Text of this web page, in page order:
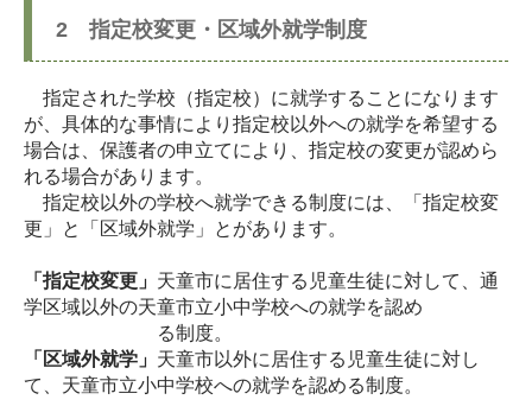
2 指定校変更・区域外就学制度
指定された学校（指定校）に就学することになります
が、具体的な事情により指定校以外への就学を希望する
場合は、保護者の申立てにより、指定校の変更が認めら
れる場合があります。
指定校以外の学校へ就学できる制度には、「指定校変
更」と「区域外就学」とがあります。
「指定校変更」 天童市に居住する児童生徒に対して、通
学区域以外の天童市立小中学校への就学を認め
る制度。
「区域外就学」 天童市以外に居住する児童生徒に対し
て、天童市立小中学校への就学を認める制度。